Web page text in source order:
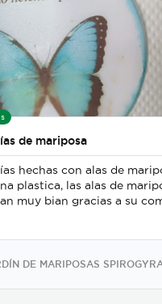
de mariposa
hechas con alas de
plastica, las alas de
muy bian gracias a su
DE MARIPOSAS